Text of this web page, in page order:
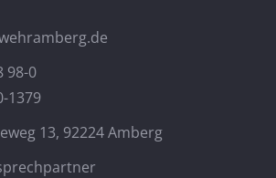
98-0
1379
13, 92224 Amberg